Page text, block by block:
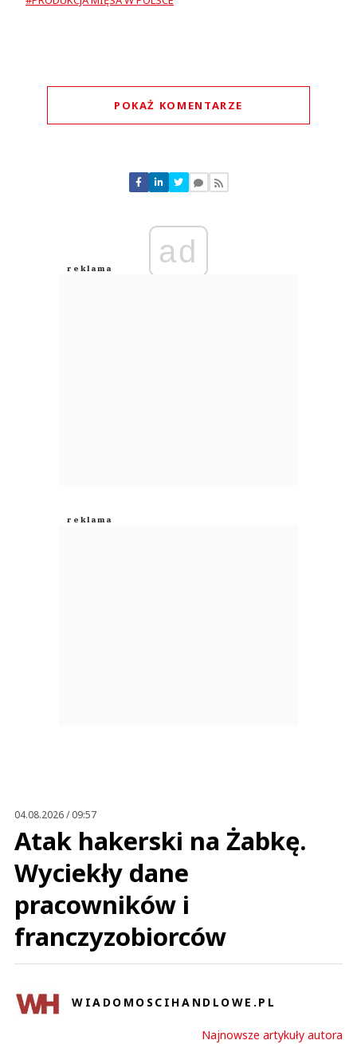
POKAŻ KOMENTARZE
Nie znaleziono komentarzy
Zostaw swoje komentarze
Anuluj
ad
04.08.2026 / 09:57
Atak hakerski na Żabkę.
Wyciekły dane
pracowników i
franczyzobiorców
WIADOMOSCIHANDLOWE.PL
Najnowsze artykuły autora